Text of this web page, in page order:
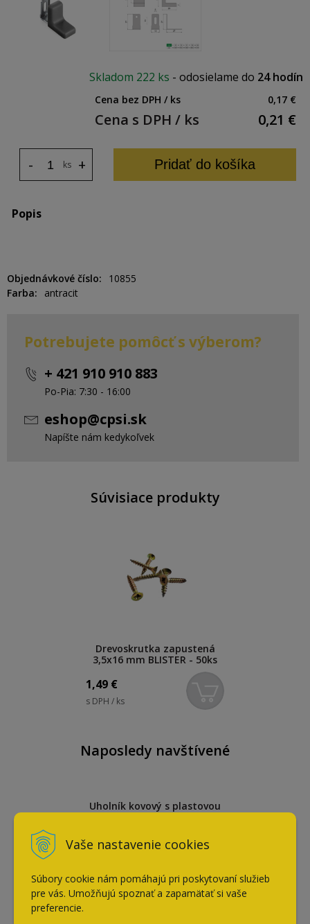
Vaše nastavenie cookies
Súbory cookie nám pomáhajú pri poskytovaní služieb
pre vás. Umožňujú spoznať a zapamätať si vaše
preferencie.
Skladom 222 ks - odosielame do 24 hodín
Cena bez DPH / ks 0,17 €
Cena s DPH / ks 0,21 €
ks +
- Pridať do košíka
Popis
Objednávkové číslo
10855
Farba
antracit
Potrebujete pomôcť s výberom?
+ 421 910 910 883
Po-Pia: 7:30 - 16:00
eshop@cpsi.sk
Napíšte nám kedykoľvek
Súvisiace produkty
Drevoskrutka zapustená
3,5x16 mm BLISTER - 50ks
1,49 €
s DPH / ks
Naposledy navštívené
Uholník kovový s plastovou
krytkou antracit